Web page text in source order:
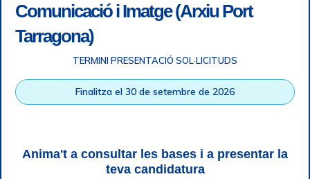
Comunicació i Imatge (Arxiu Port
Tarragona)
TERMINI PRESENTACIÓ SOL·LICITUDS
Finalitza el 30 de setembre de 2026
Anima't a consultar les bases i a presentar la
teva candidatura